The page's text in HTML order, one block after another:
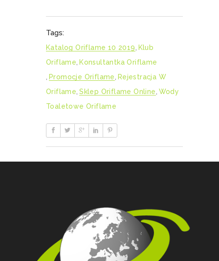
Tags:
Katalog Oriflame 10 2019 Klub
Oriflame Konsultantka Oriflame
Promocje Oriflame Rejestracja W
Oriflame Sklep Oriflame Online Wody
Toaletowe Oriflame